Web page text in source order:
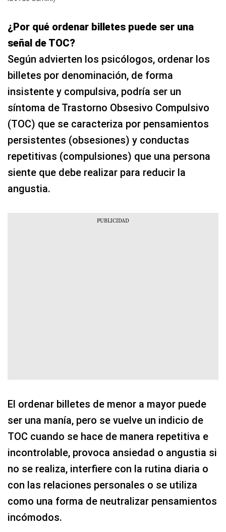
¿Por qué ordenar billetes puede ser una
señal de TOC?
Según advierten los psicólogos, ordenar los
billetes por denominación, de forma
insistente y compulsiva, podría ser un
síntoma de Trastorno Obsesivo Compulsivo
(TOC) que se caracteriza por pensamientos
persistentes (obsesiones) y conductas
repetitivas (compulsiones) que una persona
siente que debe realizar para reducir la
angustia.
El ordenar billetes de menor a mayor puede
ser una manía, pero se vuelve un indicio de
TOC cuando se hace de manera repetitiva e
incontrolable, provoca ansiedad o angustia si
no se realiza, interfiere con la rutina diaria o
con las relaciones personales o se utiliza
como una forma de neutralizar pensamientos
incómodos.